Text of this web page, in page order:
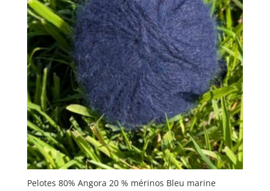
Pelotes 80% Angora 20 % mérinos Bleu marine